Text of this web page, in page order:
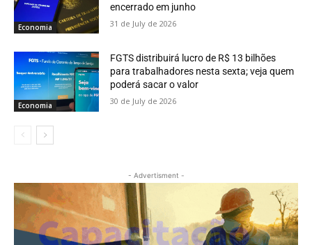
Economia
encerrado em junho
31 de July de 2026
Economia
FGTS distribuirá lucro de R$ 13 bilhões
para trabalhadores nesta sexta; veja quem
poderá sacar o valor
30 de July de 2026
- Advertisment -